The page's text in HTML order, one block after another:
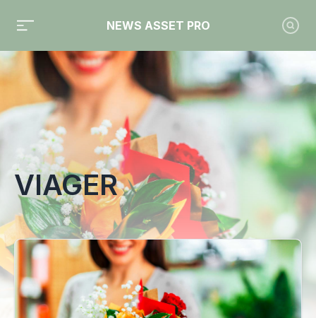
NEWS ASSET PRO
Toute l'actualité sur le tag "Viager"
VIAGER